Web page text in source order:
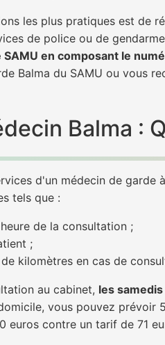
les plus pratiques est de
de police ou de
en composant le
Balma du SAMU ou vous
Balma :
d'un médecin de
tels que :
de la consultation ;
;
kilomètres en cas de
au cabinet, les
vous pouvez prévoir
euros contre un tarif de 71